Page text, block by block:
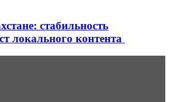
стабильность
локального контента